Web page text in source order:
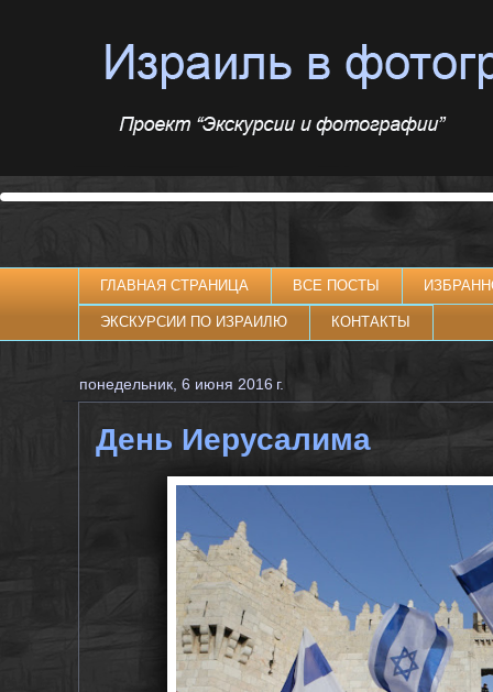
ГЛАВНАЯ СТРАНИЦА ВСЕ ПОСТЫ
ЭКСКУРСИИ ПО ИЗРАИЛЮ КОНТАКТЫ
понедельник, 6 июня 2016 г.
День Иерусалима